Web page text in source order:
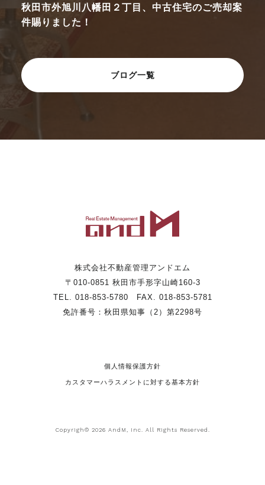
秋田市外旭川八幡田２丁目、中古住宅のご売却案
件賜りました！
ブログ一覧
株式会社不動産管理アンドエム
〒010-0851 秋田市手形字山崎160-3
TEL. 018-853-5780 FAX. 018-853-5781
免許番号：秋田県知事（2）第2298号
個人情報保護方針
カスタマーハラスメントに対する基本方針
Copyrigh© 2026 AndM, Inc. All Rights Reserved.